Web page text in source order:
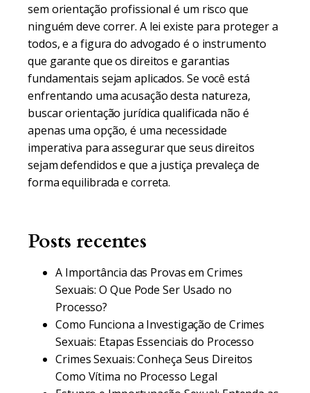
sem orientação profissional é um risco que
ninguém deve correr. A lei existe para proteger a
todos, e a figura do advogado é o instrumento
que garante que os direitos e garantias
fundamentais sejam aplicados. Se você está
enfrentando uma acusação desta natureza,
buscar orientação jurídica qualificada não é
apenas uma opção, é uma necessidade
imperativa para assegurar que seus direitos
sejam defendidos e que a justiça prevaleça de
forma equilibrada e correta.
Posts recentes
A Importância das Provas em Crimes
Sexuais: O Que Pode Ser Usado no
Processo?
Como Funciona a Investigação de Crimes
Sexuais: Etapas Essenciais do Processo
Crimes Sexuais: Conheça Seus Direitos
Como Vítima no Processo Legal